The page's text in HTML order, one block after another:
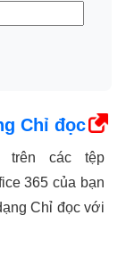
Chỉ đọc
trên các tệp
365 của bạn
Chỉ đọc với